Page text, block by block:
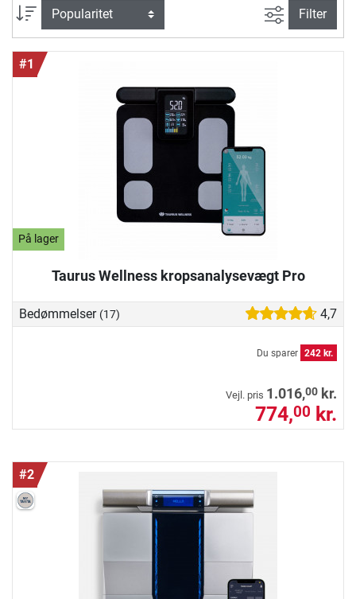
sortering Avanceret
Filter
#1
På lager
Taurus Wellness kropsanalysevægt Pro
Bedømmelser (17) 4,7
Du sparer 242 kr.
Vejl. pris 1.016,00 kr.
774,00 kr.
#2